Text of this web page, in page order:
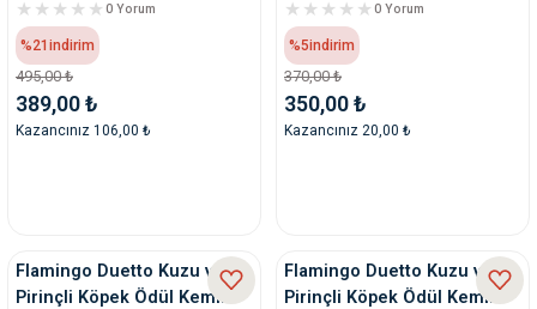
0 Yorum
%21 indirim
495,00 ₺
389,00 ₺
Kazancınız 106,00 ₺
0 Yorum
%5indirim
370,00 ₺
350,00 ₺
Kazancınız 20,00 ₺
Flamingo Duetto Kuzu ve
Pirinçli Köpek Ödül Kemik
Flamingo Duetto Kuzu ve
Pirinçli Köpek Ödül Kemik